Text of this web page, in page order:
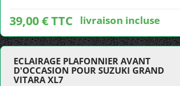
39,00 € TTC livraison incluse
ECLAIRAGE PLAFONNIER AVANT
D'OCCASION POUR SUZUKI GRAND
VITARA XL7